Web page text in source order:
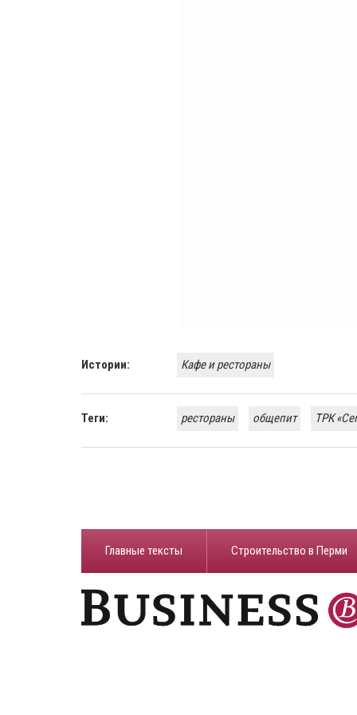
Истории: Кафе и рестораны
Теги: рестораны общепит ТРК
Главные тексты Строительство в Перми